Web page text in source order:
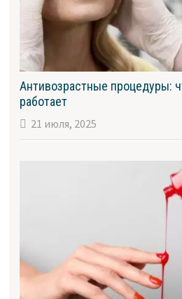
Антивозрастные процедуры:
работает
21 июля, 2025